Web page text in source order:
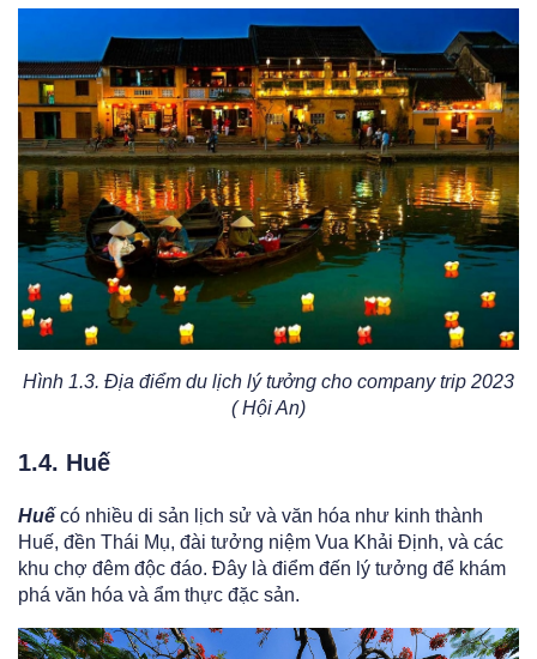
Hình 1.3. Địa điểm du lịch lý tưởng cho company trip 2023
( Hội An)
1.4. Huế
Huế có nhiều di sản lịch sử và văn hóa như kinh thành
Huế, đền Thái Mụ, đài tưởng niệm Vua Khải Định, và các
khu chợ đêm độc đáo. Đây là điểm đến lý tưởng để khám
phá văn hóa và ẩm thực đặc sản.